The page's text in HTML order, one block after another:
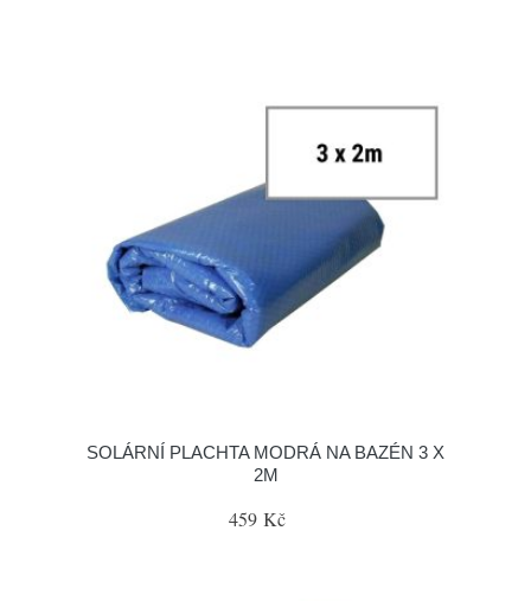
SOLÁRNÍ PLACHTA MODRÁ NA BAZÉN 3 X
2M
459 Kč